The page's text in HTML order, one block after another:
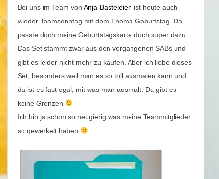
Bei uns im Team von Anja-Basteleien ist heute auch
wieder Teamsonntag mit dem Thema Geburtstag. Da
passte doch meine Geburtstagskarte doch super dazu.
Das Set stammt zwar aus den vergangenen SABs und
gibt es leider nicht mehr zu kaufen. Aber ich liebe dieses
Set, besonders weil man es so toll ausmalen kann und
da ist es fast egal, mit was man ausmalt. Da gibt es
keine Grenzen
Ich bin ja schon so neugierig was meine Teammitglieder
so gewerkelt haben